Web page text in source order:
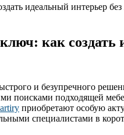
как
и безупречного
поисками подходящей
приобретают особую
специалистами в